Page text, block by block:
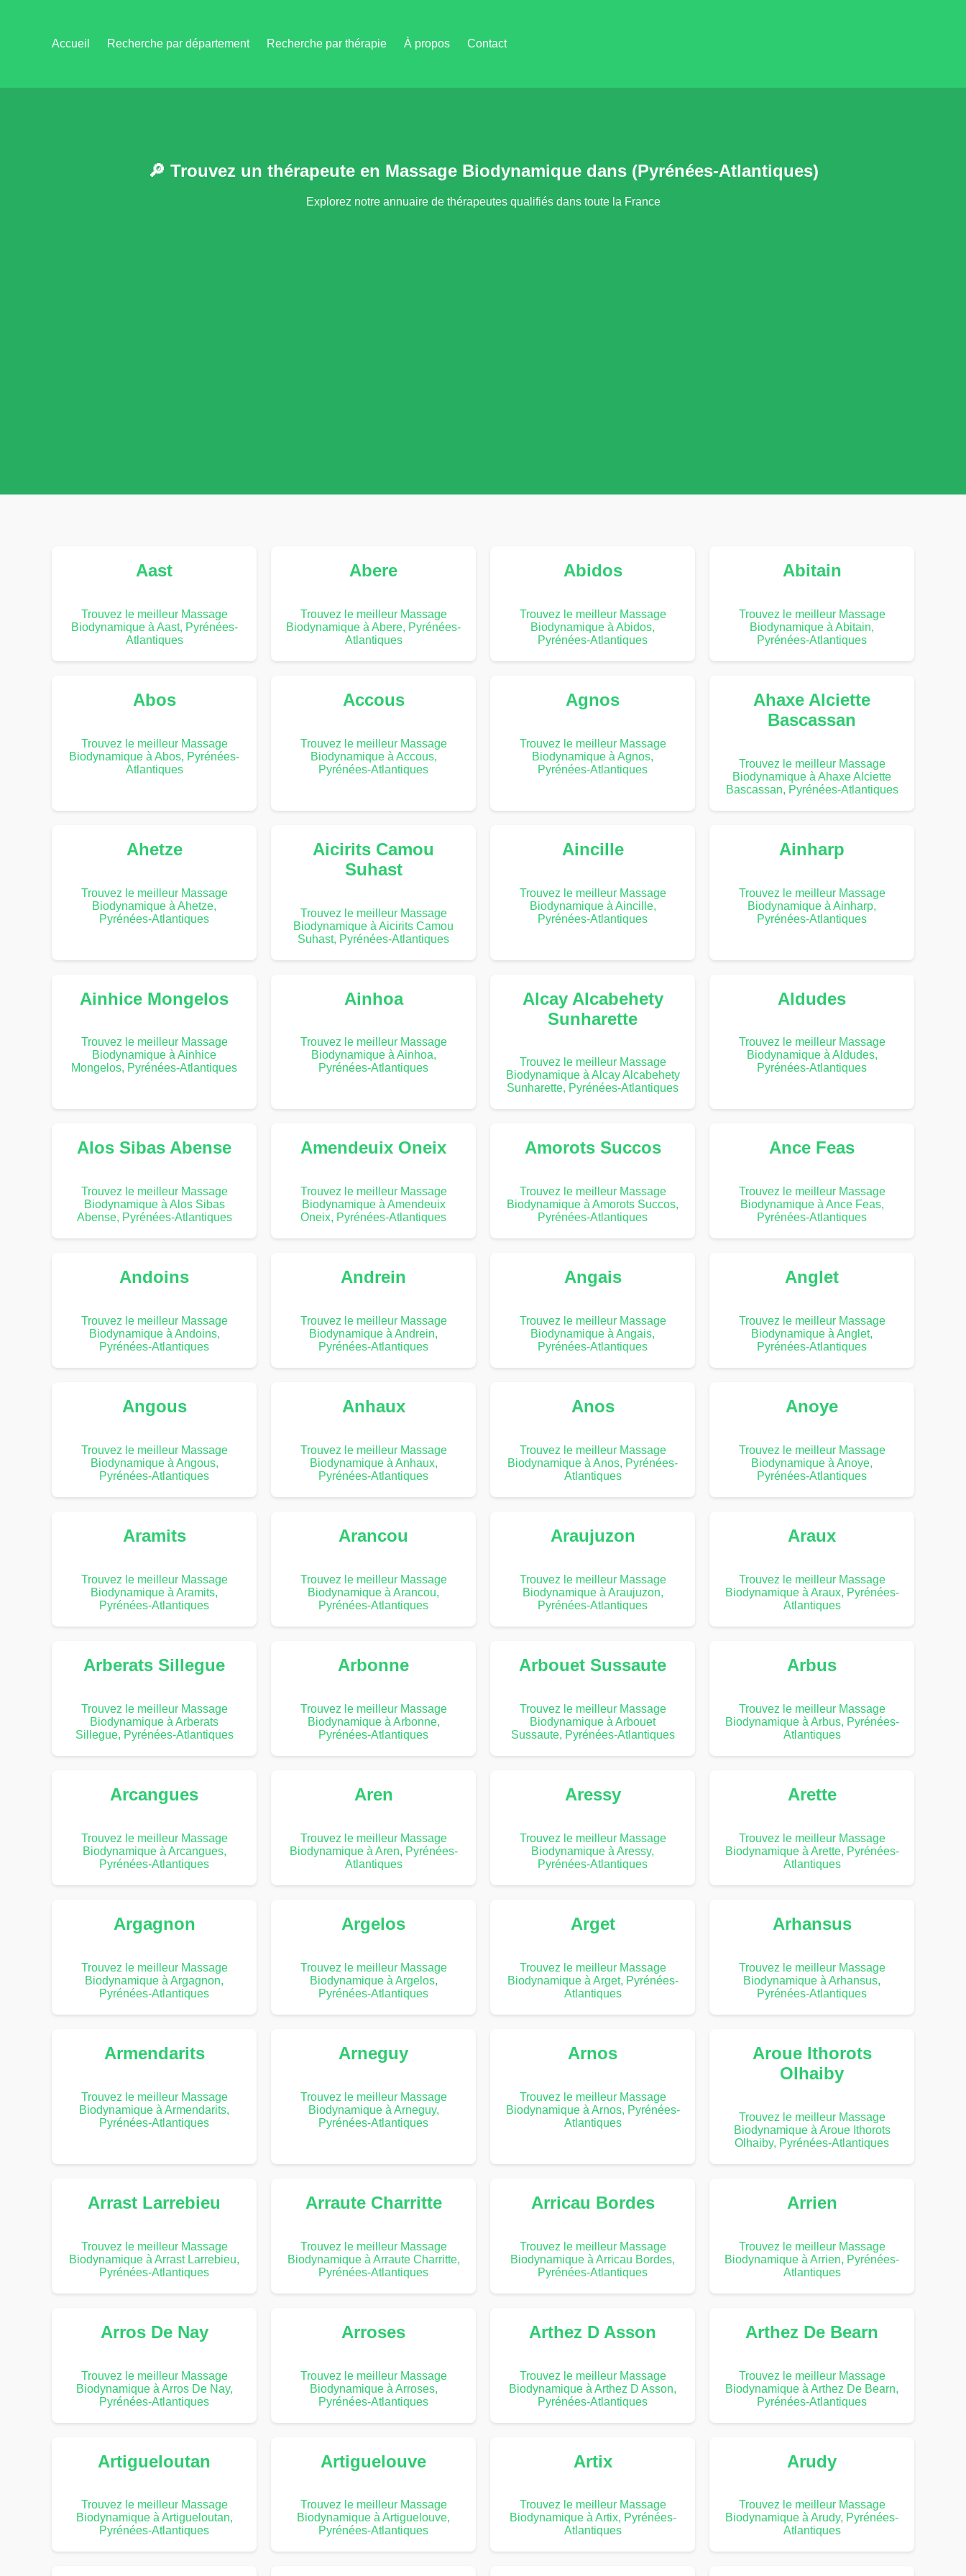
Accueil Recherche par département Recherche par thérapie À propos Contact
🔎 Trouvez un thérapeute en Massage Biodynamique dans (Pyrénées-Atlantiques)
Explorez notre annuaire de thérapeutes qualifiés dans toute la France
Aast
Trouvez le meilleur Massage
Biodynamique à Aast, Pyrénées-
Atlantiques
Abere
Trouvez le meilleur Massage
Biodynamique à Abere, Pyrénées-
Atlantiques
Abidos
Trouvez le meilleur Massage
Biodynamique à Abidos,
Pyrénées-Atlantiques
Abitain
Trouvez le meilleur Massage
Biodynamique à Abitain,
Pyrénées-Atlantiques
Abos
Trouvez le meilleur Massage
Biodynamique à Abos, Pyrénées-
Atlantiques
Accous
Trouvez le meilleur Massage
Biodynamique à Accous,
Pyrénées-Atlantiques
Agnos
Trouvez le meilleur Massage
Biodynamique à Agnos,
Pyrénées-Atlantiques
Ahaxe Alciette
Bascassan
Trouvez le meilleur Massage
Biodynamique à Ahaxe Alciette
Bascassan, Pyrénées-Atlantiques
Ahetze
Trouvez le meilleur Massage
Biodynamique à Ahetze,
Pyrénées-Atlantiques
Aicirits Camou
Suhast
Trouvez le meilleur Massage
Biodynamique à Aicirits Camou
Suhast, Pyrénées-Atlantiques
Aincille
Trouvez le meilleur Massage
Biodynamique à Aincille,
Pyrénées-Atlantiques
Ainharp
Trouvez le meilleur Massage
Biodynamique à Ainharp,
Pyrénées-Atlantiques
Ainhice Mongelos
Trouvez le meilleur Massage
Biodynamique à Ainhice
Mongelos, Pyrénées-Atlantiques
Ainhoa
Trouvez le meilleur Massage
Biodynamique à Ainhoa,
Pyrénées-Atlantiques
Alcay Alcabehety
Sunharette
Trouvez le meilleur Massage
Biodynamique à Alcay Alcabehety
Sunharette, Pyrénées-Atlantiques
Aldudes
Trouvez le meilleur Massage
Biodynamique à Aldudes,
Pyrénées-Atlantiques
Alos Sibas Abense
Trouvez le meilleur Massage
Biodynamique à Alos Sibas
Abense, Pyrénées-Atlantiques
Amendeuix Oneix
Trouvez le meilleur Massage
Biodynamique à Amendeuix
Oneix, Pyrénées-Atlantiques
Amorots Succos
Trouvez le meilleur Massage
Biodynamique à Amorots Succos,
Pyrénées-Atlantiques
Ance Feas
Trouvez le meilleur Massage
Biodynamique à Ance Feas,
Pyrénées-Atlantiques
Andoins
Trouvez le meilleur Massage
Biodynamique à Andoins,
Pyrénées-Atlantiques
Andrein
Trouvez le meilleur Massage
Biodynamique à Andrein,
Pyrénées-Atlantiques
Angais
Trouvez le meilleur Massage
Biodynamique à Angais,
Pyrénées-Atlantiques
Anglet
Trouvez le meilleur Massage
Biodynamique à Anglet,
Pyrénées-Atlantiques
Angous
Trouvez le meilleur Massage
Biodynamique à Angous,
Pyrénées-Atlantiques
Anhaux
Trouvez le meilleur Massage
Biodynamique à Anhaux,
Pyrénées-Atlantiques
Anos
Trouvez le meilleur Massage
Biodynamique à Anos, Pyrénées-
Atlantiques
Anoye
Trouvez le meilleur Massage
Biodynamique à Anoye,
Pyrénées-Atlantiques
Aramits
Trouvez le meilleur Massage
Biodynamique à Aramits,
Pyrénées-Atlantiques
Arancou
Trouvez le meilleur Massage
Biodynamique à Arancou,
Pyrénées-Atlantiques
Araujuzon
Trouvez le meilleur Massage
Biodynamique à Araujuzon,
Pyrénées-Atlantiques
Araux
Trouvez le meilleur Massage
Biodynamique à Araux, Pyrénées-
Atlantiques
Arberats Sillegue
Trouvez le meilleur Massage
Biodynamique à Arberats
Sillegue, Pyrénées-Atlantiques
Arbonne
Trouvez le meilleur Massage
Biodynamique à Arbonne,
Pyrénées-Atlantiques
Arbouet Sussaute
Trouvez le meilleur Massage
Biodynamique à Arbouet
Sussaute, Pyrénées-Atlantiques
Arbus
Trouvez le meilleur Massage
Biodynamique à Arbus, Pyrénées-
Atlantiques
Arcangues
Trouvez le meilleur Massage
Biodynamique à Arcangues,
Pyrénées-Atlantiques
Aren
Trouvez le meilleur Massage
Biodynamique à Aren, Pyrénées-
Atlantiques
Aressy
Trouvez le meilleur Massage
Biodynamique à Aressy,
Pyrénées-Atlantiques
Arette
Trouvez le meilleur Massage
Biodynamique à Arette, Pyrénées-
Atlantiques
Argagnon
Trouvez le meilleur Massage
Biodynamique à Argagnon,
Pyrénées-Atlantiques
Argelos
Trouvez le meilleur Massage
Biodynamique à Argelos,
Pyrénées-Atlantiques
Arget
Trouvez le meilleur Massage
Biodynamique à Arget, Pyrénées-
Atlantiques
Arhansus
Trouvez le meilleur Massage
Biodynamique à Arhansus,
Pyrénées-Atlantiques
Armendarits
Trouvez le meilleur Massage
Biodynamique à Armendarits,
Pyrénées-Atlantiques
Arneguy
Trouvez le meilleur Massage
Biodynamique à Arneguy,
Pyrénées-Atlantiques
Arnos
Trouvez le meilleur Massage
Biodynamique à Arnos, Pyrénées-
Atlantiques
Aroue Ithorots
Olhaiby
Trouvez le meilleur Massage
Biodynamique à Aroue Ithorots
Olhaiby, Pyrénées-Atlantiques
Arrast Larrebieu
Trouvez le meilleur Massage
Biodynamique à Arrast Larrebieu,
Pyrénées-Atlantiques
Arraute Charritte
Trouvez le meilleur Massage
Biodynamique à Arraute Charritte,
Pyrénées-Atlantiques
Arricau Bordes
Trouvez le meilleur Massage
Biodynamique à Arricau Bordes,
Pyrénées-Atlantiques
Arrien
Trouvez le meilleur Massage
Biodynamique à Arrien, Pyrénées-
Atlantiques
Arros De Nay
Trouvez le meilleur Massage
Biodynamique à Arros De Nay,
Pyrénées-Atlantiques
Arroses
Trouvez le meilleur Massage
Biodynamique à Arroses,
Pyrénées-Atlantiques
Arthez D Asson
Trouvez le meilleur Massage
Biodynamique à Arthez D Asson,
Pyrénées-Atlantiques
Arthez De Bearn
Trouvez le meilleur Massage
Biodynamique à Arthez De Bearn,
Pyrénées-Atlantiques
Artigueloutan
Trouvez le meilleur Massage
Biodynamique à Artigueloutan,
Pyrénées-Atlantiques
Artiguelouve
Trouvez le meilleur Massage
Biodynamique à Artiguelouve,
Pyrénées-Atlantiques
Artix
Trouvez le meilleur Massage
Biodynamique à Artix, Pyrénées-
Atlantiques
Arudy
Trouvez le meilleur Massage
Biodynamique à Arudy, Pyrénées-
Atlantiques